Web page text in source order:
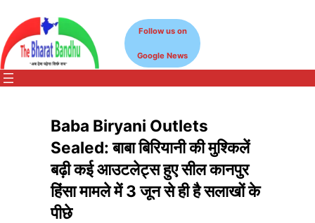
content
Follow us on
Google News
Baba Biryani Outlets
Sealed: बाबा बिरियानी की मुश्किलें
बढ़ी कई आउटलेट्स हुए सील कानपुर
हिंसा मामले में 3 जून से ही है सलाखों के
पीछे